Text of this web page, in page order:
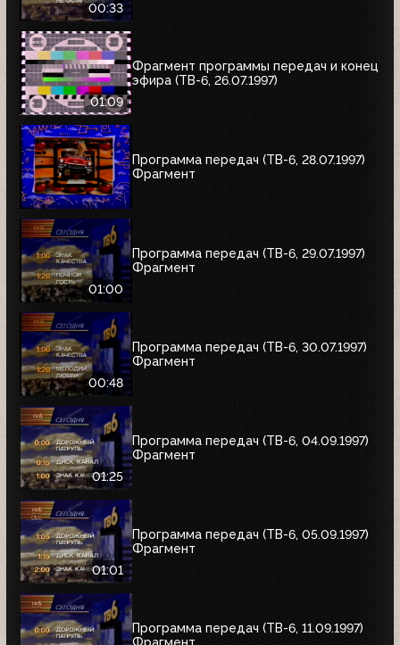
00:33
01:09
Фрагмент программы передач и конец
эфира (ТВ-6, 26.07.1997)
Программа передач (ТВ-6, 28.07.1997)
Фрагмент
01:00
Программа передач (ТВ-6, 29.07.1997)
Фрагмент
00:48
Программа передач (ТВ-6, 30.07.1997)
Фрагмент
01:25
Программа передач (ТВ-6, 04.09.1997)
Фрагмент
01:01
Программа передач (ТВ-6, 05.09.1997)
Фрагмент
Программа передач (ТВ-6, 11.09.1997)